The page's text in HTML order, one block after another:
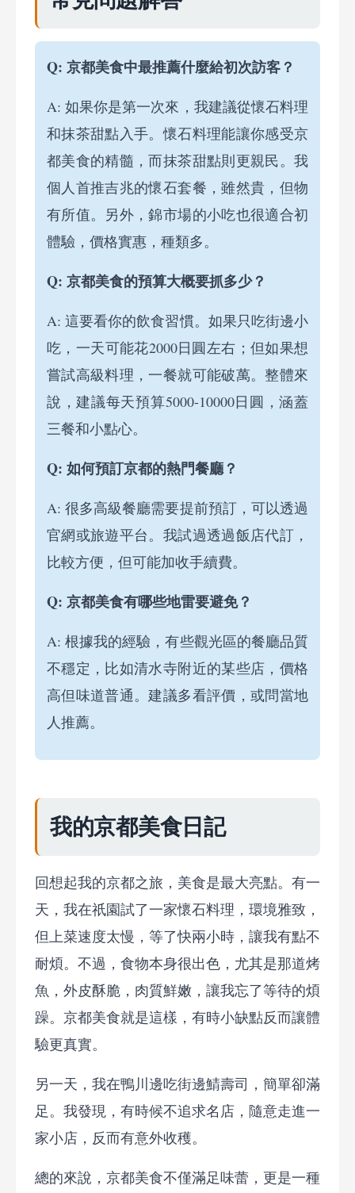
Q: 京都美食中最推薦什麼給初次訪客？
A: 如果你是第一次來，我建議從懷石料理
和抹茶甜點入手。懷石料理能讓你感受京
都美食的精髓，而抹茶甜點則更親民。我
個人首推吉兆的懷石套餐，雖然貴，但物
有所值。另外，錦市場的小吃也很適合初
體驗，價格實惠，種類多。
Q: 京都美食的預算大概要抓多少？
A: 這要看你的飲食習慣。如果只吃街邊小
吃，一天可能花2000日圓左右；但如果想
嘗試高級料理，一餐就可能破萬。整體來
說，建議每天預算5000-10000日圓，涵蓋
三餐和小點心。
Q: 如何預訂京都的熱門餐廳？
A: 很多高級餐廳需要提前預訂，可以透過
官網或旅遊平台。我試過透過飯店代訂，
比較方便，但可能加收手續費。
Q: 京都美食有哪些地雷要避免？
A: 根據我的經驗，有些觀光區的餐廳品質
不穩定，比如清水寺附近的某些店，價格
高但味道普通。建議多看評價，或問當地
人推薦。
我的京都美食日記
回想起我的京都之旅，美食是最大亮點。有一
天，我在祇園試了一家懷石料理，環境雅致，
但上菜速度太慢，等了快兩小時，讓我有點不
耐煩。不過，食物本身很出色，尤其是那道烤
魚，外皮酥脆，肉質鮮嫩，讓我忘了等待的煩
躁。京都美食就是這樣，有時小缺點反而讓體
驗更真實。
另一天，我在鴨川邊吃街邊鯖壽司，簡單卻滿
足。我發現，有時候不追求名店，隨意走進一
家小店，反而有意外收穫。
總的來說，京都美食不僅滿足味蕾，更是一種